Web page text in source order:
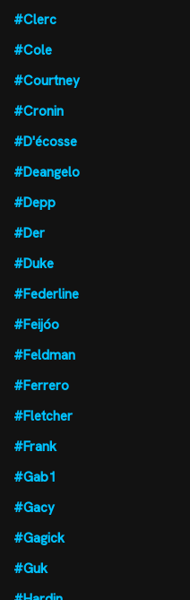
#Clerc
#Cole
#Courtney
#Cronin
#D'écosse
#Deangelo
#Depp
#Der
#Duke
#Federline
#Feijóo
#Feldman
#Ferrero
#Fletcher
#Frank
#Gab1
#Gacy
#Gagick
#Guk